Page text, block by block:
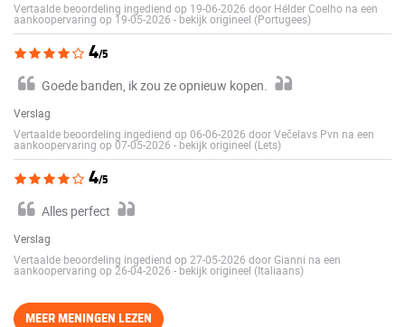
Vertaalde beoordeling ingediend op 19-06-2026 door Hélder Coelho na een
aankoopervaring op 19-05-2026 - bekijk origineel (Portugees)
4/5
Goede banden, ik zou ze opnieuw kopen.
Verslag
Vertaalde beoordeling ingediend op 06-06-2026 door Večelavs Pvn na een
aankoopervaring op 07-05-2026 - bekijk origineel (Lets)
4/5
Alles perfect
Verslag
Vertaalde beoordeling ingediend op 27-05-2026 door Gianni na een
aankoopervaring op 26-04-2026 - bekijk origineel (Italiaans)
MEER MENINGEN LEZEN